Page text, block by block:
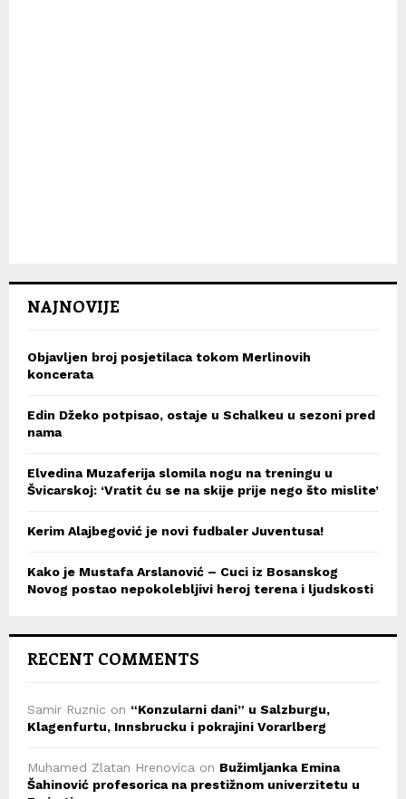
NAJNOVIJE
Objavljen broj posjetilaca tokom Merlinovih
koncerata
Edin Džeko potpisao, ostaje u Schalkeu u sezoni pred
nama
Elvedina Muzaferija slomila nogu na treningu u
Švicarskoj: ‘Vratit ću se na skije prije nego što mislite’
Kerim Alajbegović je novi fudbaler Juventusa!
Kako je Mustafa Arslanović – Cuci iz Bosanskog
Novog postao nepokolebljivi heroj terena i ljudskosti
RECENT COMMENTS
Samir Ruznic on “Konzularni dani” u Salzburgu,
Klagenfurtu, Innsbrucku i pokrajini Vorarlberg
Muhamed Zlatan Hrenovica on Bužimljanka Emina
Šahinović profesorica na prestižnom univerzitetu u